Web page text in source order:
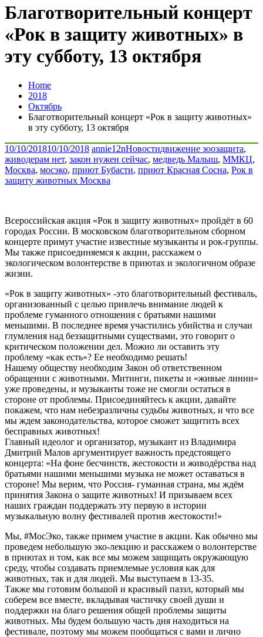
Благотворительный концерт
«Рок в защиту животных» в
эту субботу, 13 октября
Home
2018
Октябрь
Благотворительный концерт «Рок в защиту животных»
в эту субботу, 13 октября
10/10/201810/10/2018 annie12nНовостидвижение зоозащита,
живодерам нет, закон нужен сейчас, медведь Малыш, ММКЦ,
Москва, мосэко, приют Бубасти, приют Красная Сосна, Рок в
защиту животных Москва
Всероссийская акция «Рок в защиту животных» пройдёт в 60
городах России. В московском благотворительном сборном
концерте примут участие известные музыканты и рок-группы.
Мы также присоединяемся к акции, расскажем о
экологическом волонтерстве в приютах и экологичном образе
жизни.
«Рок в защиту животных» -это благотворительный фестиваль,
организованный с целью привлечь внимание людей к
проблеме гуманного отношения с братьями нашими
меньшими. В последнее время участились убийства и случаи
глумления над беззащитными существами, это говорит о
критическом положении дел. Можно ли оставить эту
проблему «как есть»? Ее необходимо решать!
Нашему обществу необходим Закон об ответственном
обращении с животными. Митинги, пикеты и «живые линии»
уже проведены, и музыканты тоже не смогли остаться в
стороне от проблемы. Присоединяйтесь к акции, давайте
покажем, что нам небезразличны судьбы животных, и что все
мы ждем законодательства, которое сможет защитить всех
бесправных животных!
Главный идеолог и организатор, музыкант из Владимира
Дмитрий Малов аргументирует важность предстоящего
концерта: «На фоне бесчинств, жестокости и живодёрства над
братьями нашими меньшими музыка не может оставаться в
стороне! Мы верим, что Россия- гуманная страна, мы ждём
принятия Закона о защите животных! И призываем всех
наших граждан поддержать эту первую в истории
музыкальную волну фестивалей против жестокости!»
Мы, #МосЭко, также примем участие в акции. Как обычно мы
проведем небольшую эко-лекцию и расскажем о волонтерстве
в приютах и том, как все мы можем защищать окружающую
среду, чтобы создавать приемлемые условия как для
животных, так и для людей. Мы выступаем в 13-35.
Также мы готовим большой и красивый паззл, который мы
соберем все вместе, вкладывая частичку своей души и
поддержки на благо решения общей проблемы защиты
животных. Мы будем большую часть дня находиться на
фестивале, поэтому мы можем пообщаться с вами и лично